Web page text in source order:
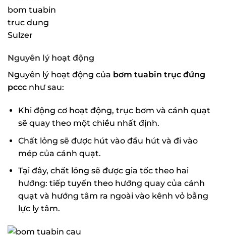
Nguyên lý hoạt động
Nguyên lý hoạt động của bơm tuabin trục đứng
pccc như sau:
Khi động cơ hoạt động, trục bơm và cánh quạt
sẽ quay theo một chiều nhất định.
Chất lỏng sẽ được hút vào đầu hút và đi vào
mép của cánh quạt.
Tại đây, chất lỏng sẽ được gia tốc theo hai
hướng: tiếp tuyến theo hướng quay của cánh
quạt và hướng tâm ra ngoài vào kênh vỏ bằng
lực ly tâm.